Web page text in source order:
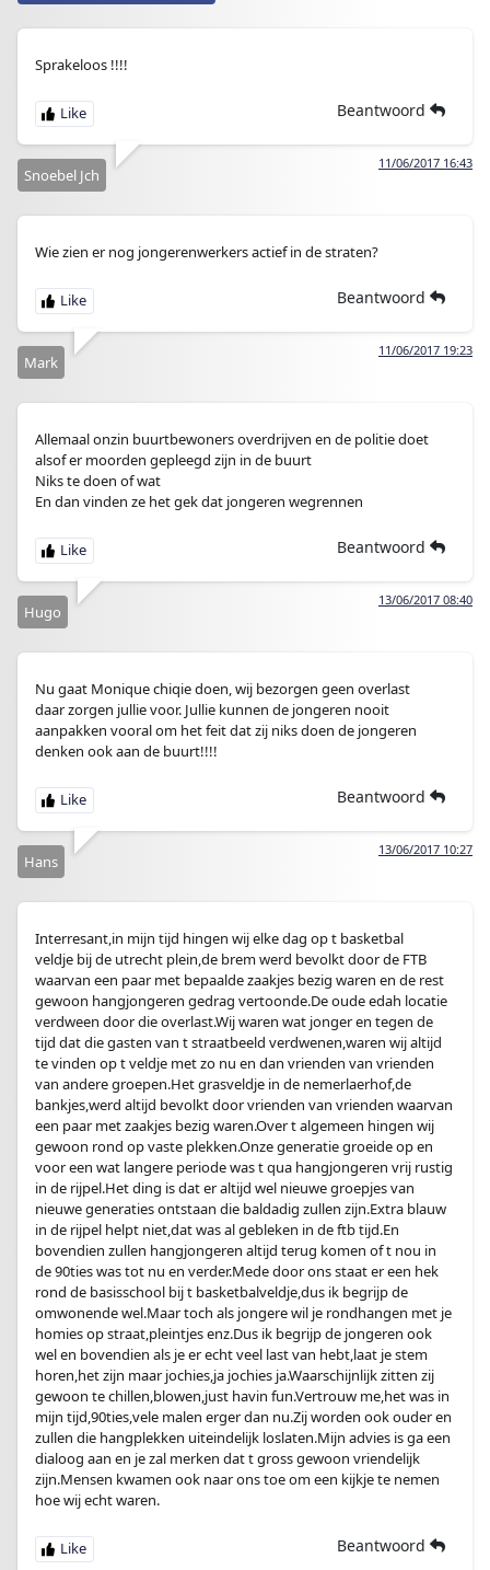
Sprakeloos !!!!
Beantwoord
11/06/2017 16:43
Snoebel Jch
Wie zien er nog jongerenwerkers actief in de straten?
Beantwoord
11/06/2017 19:23
Mark
Allemaal onzin buurtbewoners overdrijven en de politie doet
alsof er moorden gepleegd zijn in de buurt
Niks te doen of wat
En dan vinden ze het gek dat jongeren wegrennen
Beantwoord
13/06/2017 08:40
Hugo
Nu gaat Monique chiqie doen, wij bezorgen geen overlast
daar zorgen jullie voor. Jullie kunnen de jongeren nooit
aanpakken vooral om het feit dat zij niks doen de jongeren
denken ook aan de buurt!!!!
Beantwoord
13/06/2017 10:27
Hans
Interresant,in mijn tijd hingen wij elke dag op t basketbal
veldje bij de utrecht plein,de brem werd bevolkt door de FTB
waarvan een paar met bepaalde zaakjes bezig waren en de rest
gewoon hangjongeren gedrag vertoonde.De oude edah locatie
verdween door die overlast.Wij waren wat jonger en tegen de
tijd dat die gasten van t straatbeeld verdwenen,waren wij altijd
te vinden op t veldje met zo nu en dan vrienden van vrienden
van andere groepen.Het grasveldje in de nemerlaerhof,de
bankjes,werd altijd bevolkt door vrienden van vrienden waarvan
een paar met zaakjes bezig waren.Over t algemeen hingen wij
gewoon rond op vaste plekken.Onze generatie groeide op en
voor een wat langere periode was t qua hangjongeren vrij rustig
in de rijpel.Het ding is dat er altijd wel nieuwe groepjes van
nieuwe generaties ontstaan die baldadig zullen zijn.Extra blauw
in de rijpel helpt niet,dat was al gebleken in de ftb tijd.En
bovendien zullen hangjongeren altijd terug komen of t nou in
de 90ties was tot nu en verder.Mede door ons staat er een hek
rond de basisschool bij t basketbalveldje,dus ik begrijp de
omwonende wel.Maar toch als jongere wil je rondhangen met je
homies op straat,pleintjes enz.Dus ik begrijp de jongeren ook
wel en bovendien als je er echt veel last van hebt,laat je stem
horen,het zijn maar jochies,ja jochies ja.Waarschijnlijk zitten zij
gewoon te chillen,blowen,just havin fun.Vertrouw me,het was in
mijn tijd,90ties,vele malen erger dan nu.Zij worden ook ouder en
zullen die hangplekken uiteindelijk loslaten.Mijn advies is ga een
dialoog aan en je zal merken dat t gross gewoon vriendelijk
zijn.Mensen kwamen ook naar ons toe om een kijkje te nemen
hoe wij echt waren.
Beantwoord